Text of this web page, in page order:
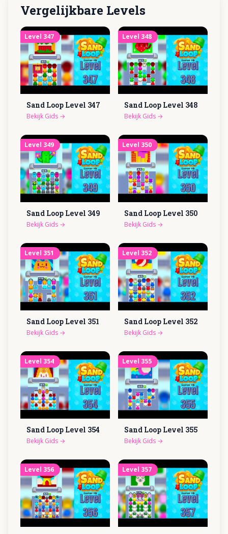
Vergelijkbare Levels
Level 347
Sand Loop Level 347
Bekijk Gids →
Level 348
Sand Loop Level 348
Bekijk Gids →
Level 349
Sand Loop Level 349
Bekijk Gids →
Level 350
Sand Loop Level 350
Bekijk Gids →
Level 351
Sand Loop Level 351
Bekijk Gids →
Level 352
Sand Loop Level 352
Bekijk Gids →
Level 354
Sand Loop Level 354
Bekijk Gids →
Level 355
Sand Loop Level 355
Bekijk Gids →
Level 356 Level 357